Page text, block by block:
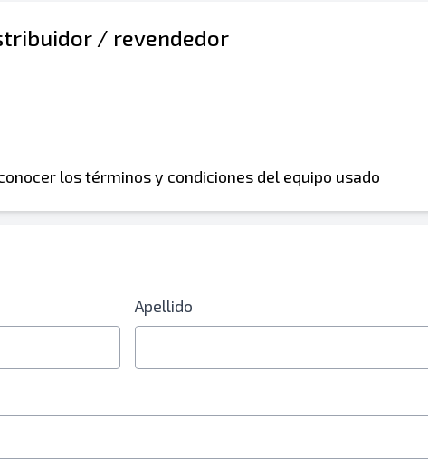
/ revendedor
los términos y condiciones del equipo usado
Apellido